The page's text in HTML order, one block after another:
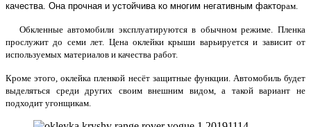
качества. Она прочная и устойчива ко многим негативным факторам.
Обкленные автомобили эксплуатируются в обычном режиме. Пленка
прослужит до семи лет. Цена оклейки крыши варьируется и зависит от
используемых материалов и качества работ.
Кроме этого, оклейка пленкой несёт защитные функции. Автомобиль будет
выделяться среди других своим внешним видом, а такой вариант не
подходит угонщикам.